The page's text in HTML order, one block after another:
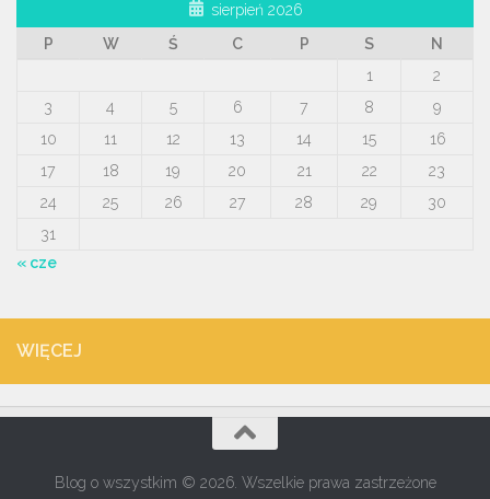
sierpień 2026
P
W Ś C P S
N
1
2
3
4 5 6 7 8
9
10
11 12 13 14 15
16
17
18 19 20 21 22
23
24
25 26 27 28 29
30
31
« cze
WIĘCEJ
Blog o wszystkim © 2026. Wszelkie prawa zastrzeżone